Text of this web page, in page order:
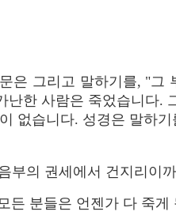
은 그리고 말하기를, "그
한 사람은 죽었습니다.
없습니다. 성경은 말하
부의 권세에서 건지리이
든 분들은 언젠가 다 죽게